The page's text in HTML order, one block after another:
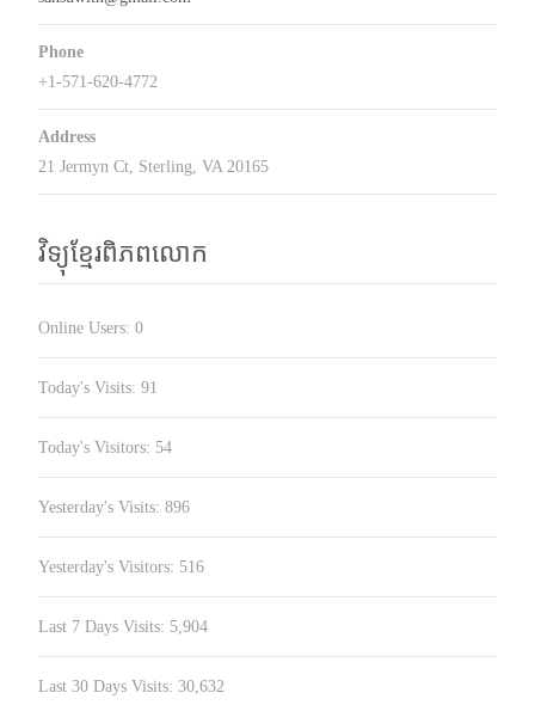
Phone
+1-571-620-4772
Address
21 Jermyn Ct, Sterling, VA 20165
វិទ្យុខ្មែរពិភពលោក
Online Users: 0
Today's Visits: 91
Today's Visitors: 54
Yesterday's Visits: 896
Yesterday's Visitors: 516
Last 7 Days Visits: 5,904
Last 30 Days Visits: 30,632